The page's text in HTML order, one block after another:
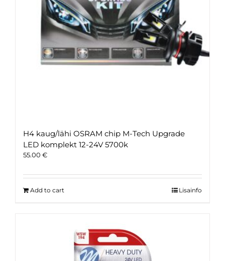
H4 kaug/lähi OSRAM chip M-Tech Upgrade
LED komplekt 12-24V 5700k
55.00 €
Add to cart Lisainfo